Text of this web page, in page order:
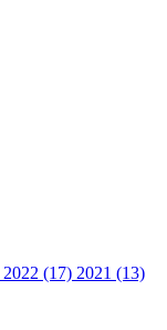
2022 (17) 2021 (13)